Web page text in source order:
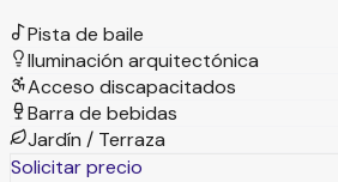
Pista de baile
Iluminación arquitectónica
Acceso discapacitados
Barra de bebidas
Jardín / Terraza
Solicitar precio